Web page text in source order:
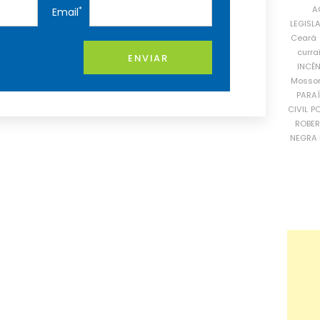
Email*
ENVIAR
Ceará
CIVIL
NEGRA